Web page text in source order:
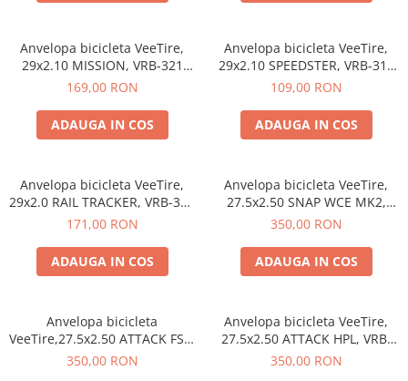
Anvelopa bicicleta VeeTire,
29x2.10 MISSION, VRB-321
BKS 90TPI, MPC FOLDABLE
Thailanda
169,00 RON
ADAUGA IN COS
Anvelopa bicicleta VeeTire,
29x2.10 SPEEDSTER, VRB-316
SBK 27TPI, MPC WIRE BEAD, E-
109,00 RON
ADAUGA IN COS
Anvelopa bicicleta VeeTire,
29x2.0 RAIL TRACKER, VRB-391
BKS 90TPI, MPC FOLDABLE
Thailanda
171,00 RON
ADAUGA IN COS
Anvelopa bicicleta VeeTire,
27.5x2.50 SNAP WCE MK2,
VRB-489, 72TPI, FULL40
Thailanda
350,00 RON
ADAUGA IN COS
Anvelopa bicicleta
VeeTire,27.5x2.50 ATTACK FSX,
VRB-480 SBK 90TPI, FOLDABLE
350,00 RON
Anvelopa bicicleta VeeTire,
27.5x2.50 ATTACK HPL, VRB-
452 SBK 90TPI, FOLDABLE GXE
350,00 RON